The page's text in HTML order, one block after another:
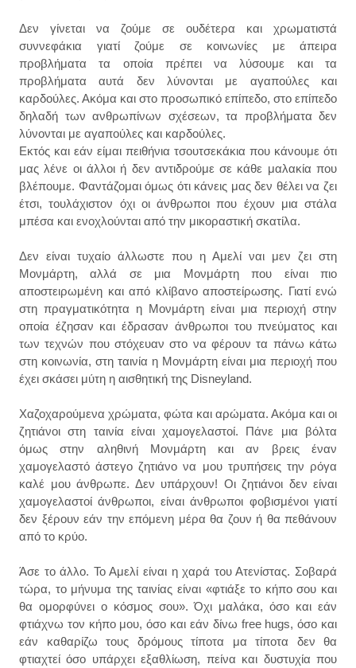
Δεν γίνεται να ζούμε σε ουδέτερα και χρωματιστά
συννεφάκια γιατί ζούμε σε κοινωνίες με άπειρα
προβλήματα τα οποία πρέπει να λύσουμε και τα
προβλήματα αυτά δεν λύνονται με αγαπούλες και
καρδούλες. Ακόμα και στο προσωπικό επίπεδο, στο επίπεδο
δηλαδή των ανθρωπίνων σχέσεων, τα προβλήματα δεν
λύνονται με αγαπούλες και καρδούλες.
Εκτός και εάν είμαι πειθήνια τσουτσεκάκια που κάνουμε ότι
μας λένε οι άλλοι ή δεν αντιδρούμε σε κάθε μαλακία που
βλέπουμε. Φαντάζομαι όμως ότι κάνεις μας δεν θέλει να ζει
έτσι, τουλάχιστον όχι οι άνθρωποι που έχουν μια στάλα
μπέσα και ενοχλούνται από την μικοραστική σκατίλα.
Δεν είναι τυχαίο άλλωστε που η Αμελί ναι μεν ζει στη
Μονμάρτη, αλλά σε μια Μονμάρτη που είναι πιο
αποστειρωμένη και από κλίβανο αποστείρωσης. Γιατί ενώ
στη πραγματικότητα η Μονμάρτη είναι μια περιοχή στην
οποία έζησαν και έδρασαν άνθρωποι του πνεύματος και
των τεχνών που στόχευαν στο να φέρουν τα πάνω κάτω
στη κοινωνία, στη ταινία η Μονμάρτη είναι μια περιοχή που
έχει σκάσει μύτη η αισθητική της Disneyland.
Χαζοχαρούμενα χρώματα, φώτα και αρώματα. Ακόμα και οι
ζητιάνοι στη ταινία είναι χαμογελαστοί. Πάνε μια βόλτα
όμως στην αληθινή Μονμάρτη και αν βρεις έναν
χαμογελαστό άστεγο ζητιάνο να μου τρυπήσεις την ρόγα
καλέ μου άνθρωπε. Δεν υπάρχουν! Οι ζητιάνοι δεν είναι
χαμογελαστοί άνθρωποι, είναι άνθρωποι φοβισμένοι γιατί
δεν ξέρουν εάν την επόμενη μέρα θα ζουν ή θα πεθάνουν
από το κρύο.
Άσε το άλλο. Το Αμελί είναι η χαρά του Ατενίστας. Σοβαρά
τώρα, το μήνυμα της ταινίας είναι «φτιάξε το κήπο σου και
θα ομορφύνει ο κόσμος σου». Όχι μαλάκα, όσο και εάν
φτιάχνω τον κήπο μου, όσο και εάν δίνω free hugs, όσο και
εάν καθαρίζω τους δρόμους τίποτα μα τίποτα δεν θα
φτιαχτεί όσο υπάρχει εξαθλίωση, πείνα και δυστυχία που